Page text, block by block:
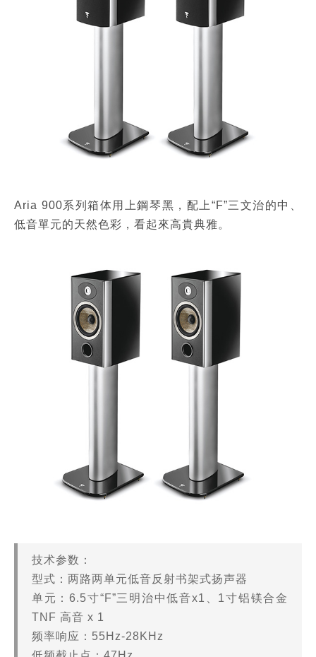
Aria 900系列箱体用上鋼琴黑，配上“F”三文治的中、
低音單元的天然色彩，看起來高貴典雅。
技术参数：
型式：两路两单元低音反射书架式扬声器
单元：6.5寸“F”三明治中低音x1、1寸铝镁合金
TNF 高音 x 1
频率响应：55Hz-28KHz